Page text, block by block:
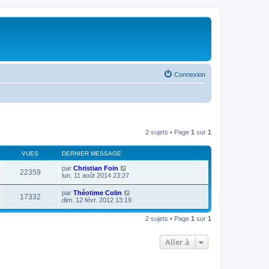
Connexion
2 sujets • Page 1 sur 1
VUES DERNIER MESSAGE
22359 par Christian Foin
lun. 11 août 2014 23:27
17332 par Théotime Colin
dim. 12 févr. 2012 13:19
2 sujets • Page 1 sur 1
Aller à